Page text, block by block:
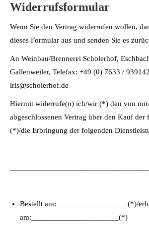
Widerrufsformular
Wenn Sie den Vertrag widerrufen wollen,
dieses Formular aus und senden Sie es
An Weinbau/Brennerei Scholerhof,
Gallenweiler, Telefax: +49 (0) 7633 /
iris@scholerhof.de
Hiermit widerrufe(n) ich/wir (*) den von
abgeschlossenen Vertrag über den Kauf der
(*)/die Erbringung der folgenden
Bestellt am:__________________(*)/
am:______________________(*)